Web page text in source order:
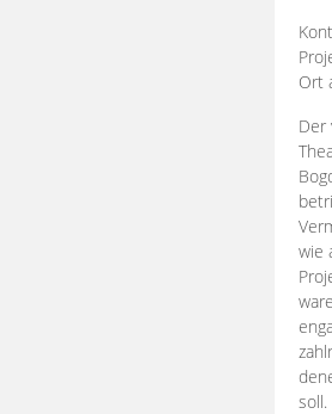
Ort
Der
wie
zahlr
soll.